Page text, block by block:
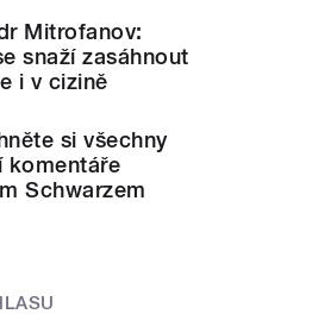
Mitrofanov:
snaží zasáhnout
i v cizině
si všechny
komentáře
Schwarzem